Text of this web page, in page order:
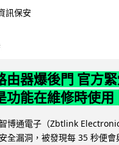
訊保安
由器爆後門 官方
功能在維修時使用
博通電子（Zbtlink
全漏洞，被發現每 35 秒便